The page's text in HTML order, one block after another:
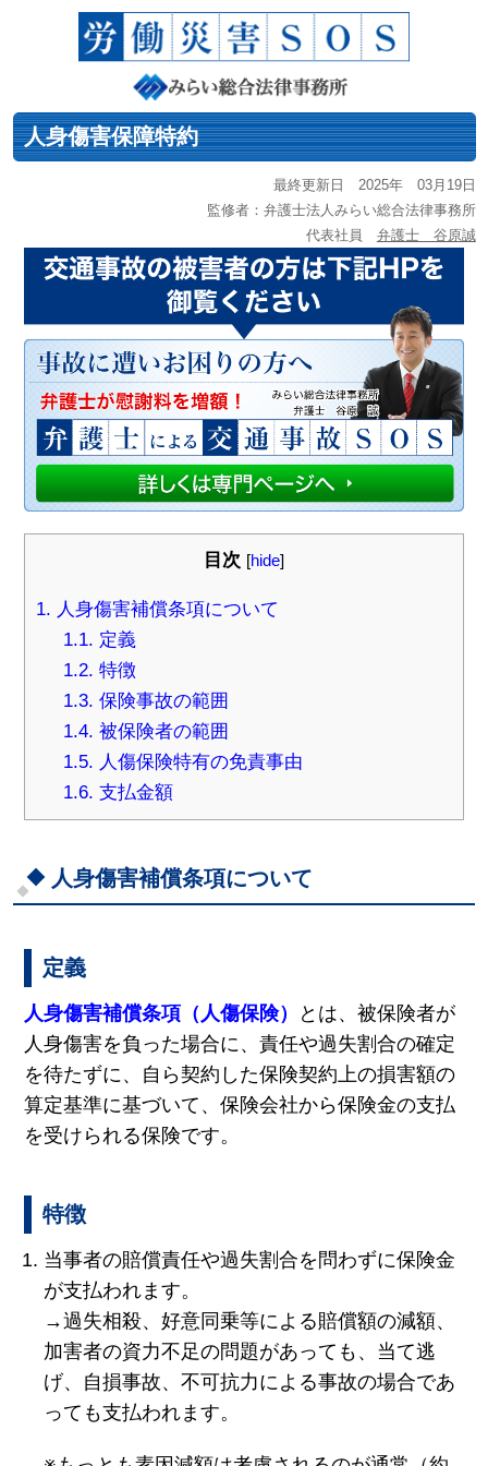
人身傷害保障特約
最終更新日 2025年 03月19日
監修者：弁護士法人みらい総合法律事務所
代表社員 弁護士 谷原誠
目次 [hide]
1. 人身傷害補償条項について
1.1. 定義
1.2. 特徴
1.3. 保険事故の範囲
1.4. 被保険者の範囲
1.5. 人傷保険特有の免責事由
1.6. 支払金額
人身傷害補償条項について
定義
人身傷害補償条項（人傷保険）
とは、被保険者が
人身傷害を負った場合に、責任や過失割合の確定
を待たずに、自ら契約した保険契約上の損害額の
算定基準に基づいて、保険会社から保険金の支払
を受けられる保険です。
特徴
当事者の賠償責任や過失割合を問わずに保険金
が支払われます。
→過失相殺、好意同乗等による賠償額の減額、
加害者の資力不足の問題があっても、当て逃
げ、自損事故、不可抗力による事故の場合であ
っても支払われます。